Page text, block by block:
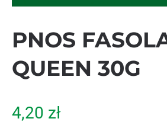
PNOS
QUEEN 30G
4,20 zł